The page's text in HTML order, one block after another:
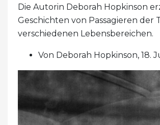
Die Autorin Deborah Hopkinson
Geschichten von Passagieren der
verschiedenen Lebensbereichen.
Von Deborah Hopkinson, 18.